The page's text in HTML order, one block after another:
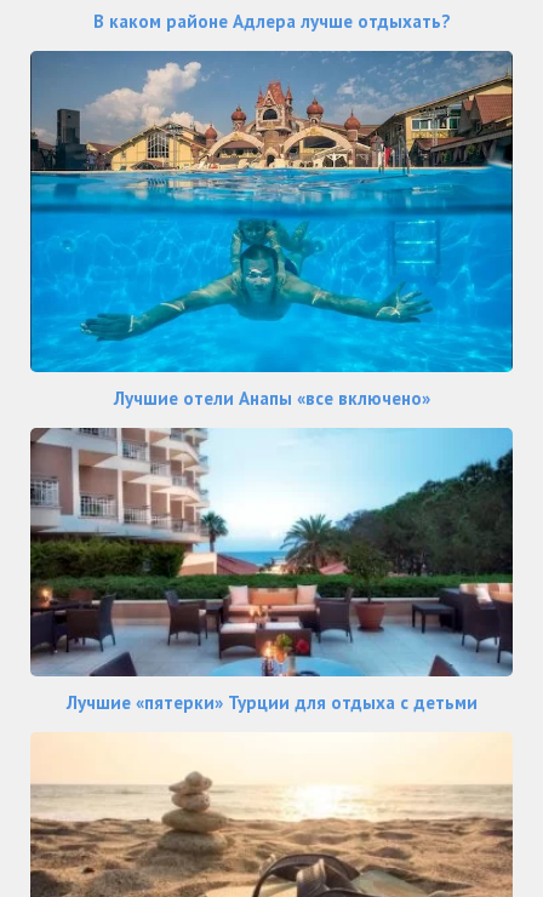
В каком районе Адлера лучше отдыхать?
Лучшие отели Анапы «все включено»
Лучшие «пятерки» Турции для отдыха с детьми